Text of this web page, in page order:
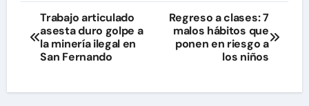
Navegación
de
Trabajo articulado
asesta duro golpe a
la minería ilegal en
San Fernando
Regreso a clases: 7
malos hábitos que
ponen en riesgo a
los niños